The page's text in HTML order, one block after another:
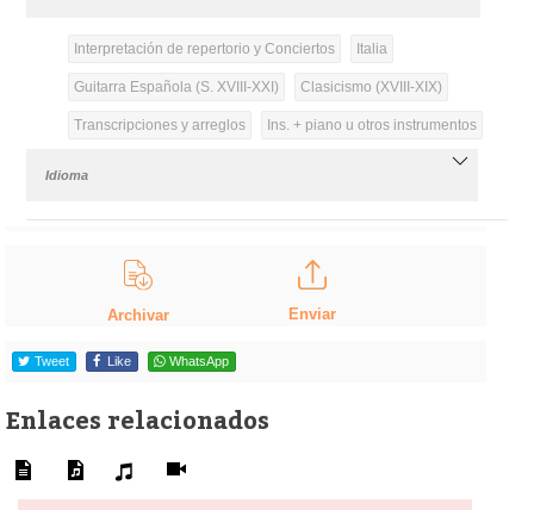
Interpretación de repertorio y Conciertos Italia
Guitarra Española (S. XVIII-XXI) Clasicismo (XVIII-XIX)
Transcripciones y arreglos Ins. + piano u otros instrumentos
Idioma
Archivar Enviar
Tweet Like WhatsApp
Enlaces relacionados